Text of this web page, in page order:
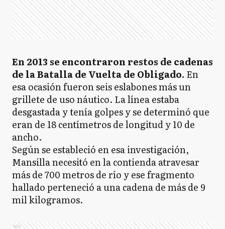
En 2013 se encontraron restos de cadenas
de la Batalla de Vuelta de Obligado. En
esa ocasión fueron seis eslabones más un
grillete de uso náutico. La línea estaba
desgastada y tenía golpes y se determinó que
eran de 18 centímetros de longitud y 10 de
ancho.
Según se estableció en esa investigación,
Mansilla necesitó en la contienda atravesar
más de 700 metros de río y ese fragmento
hallado perteneció a una cadena de más de 9
mil kilogramos.
Ads